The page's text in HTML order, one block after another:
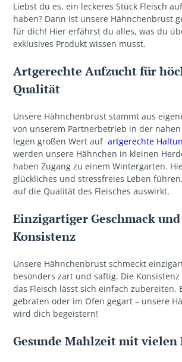
Liebst du es, ein leckeres Stück Fleisch
haben? Dann ist unsere Hähnchenbrust
für dich! Hier erfährst du alles, was du
exklusives Produkt wissen musst.
Artgerechte Aufzucht für
Qualität
Unsere Hähnchenbrust stammt aus
von unserem Partnerbetrieb in der
legen großen Wert auf artgerechte
werden unsere Hähnchen in kleinen
haben Zugang zu einem Wintergarten.
glückliches und stressfreies Leben
auf die Qualität des Fleisches auswirkt.
Einzigartiger Geschmack
Konsistenz
Unsere Hähnchenbrust schmeckt
besonders zart und saftig. Die
das Fleisch lässt sich einfach zubereiten.
gebraten oder im Ofen gegart – unsere
wird dich begeistern!
Gesunde Mahlzeit mit vielen